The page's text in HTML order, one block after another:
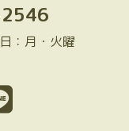
：月・火曜